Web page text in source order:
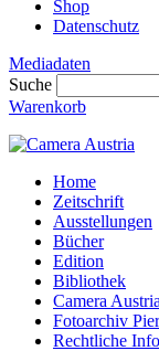
Shop
Datenschutz
Mediadaten
Suche
Warenkorb
Home
Zeitschrift
Ausstellungen
Bücher
Edition
Bibliothek
Camera
Fotoarchiv
Rechtliche